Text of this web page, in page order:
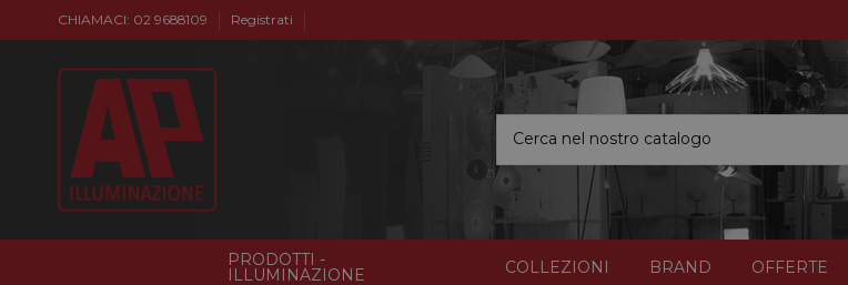
CHIAMACI: 02 9688109 Registrati
PRODOTTI -
ILLUMINAZIONE COLLEZIONI BRAND OFFERTE